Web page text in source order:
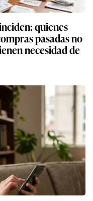
quienes
pasadas no
necesidad de